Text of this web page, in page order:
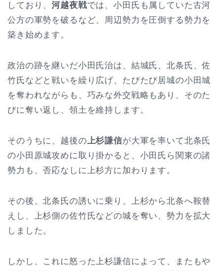
しており、河越夜戦では、小田氏も属していた古河
公方の軍勢を破るなど、周辺勢力を圧倒する勢力を
築き始めます。
政治の跡を継いだ小田氏治は、結城氏、北条氏、佐
竹氏などと戦いを繰り広げ、たびたび居城の小田城
を奪われながらも、巧みな外交戦略もあり、そのた
びに奪い返し、領土を維持します。
そのうちに、越後の上杉謙信が大軍を率いて北条氏
の小田原城攻めに取り掛かると、小田氏ら関東の諸
勢力も、否応なしに上杉方に加わります。
その後、北条氏の誘いに乗り、上杉から北条へ鞍替
えし、上杉側の佐竹氏などの城を奪い、勢力を拡大
しました。
しかし、これに怒った上杉謙信によって、またもや